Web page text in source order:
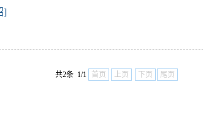
]
共2条 1/1 首页 上页 下页 尾页